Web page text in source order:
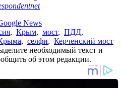
News
, Крым, мост, ПДД,
, селфи, Керченский мост
необходимый текст и
об этом редакции.